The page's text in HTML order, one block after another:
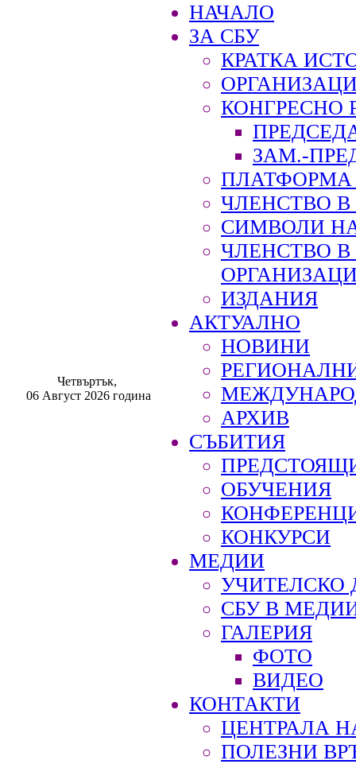
Четвъртък,
06 Август 2026 година
НАЧАЛО
ЗА СБУ
КРАТКА
КОНГРЕСНО
ЗАМ.-
ПЛАТФОРМА
ЧЛЕНСТВО В
СИМВОЛИ
ЧЛЕНСТВО
ИЗДАНИЯ
АКТУАЛНО
НОВИНИ
АРХИВ
СЪБИТИЯ
ОБУЧЕНИЯ
КОНКУРСИ
МЕДИИ
УЧИТЕЛСКО
СБУ В
ГАЛЕРИЯ
ФОТО
ВИДЕО
КОНТАКТИ
ЦЕНТРАЛА
ПОЛЕЗНИ